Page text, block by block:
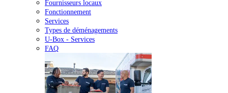
Fournisseurs locaux
Fonctionnement
Services
Types de déménagements
U-Box - Services
FAQ